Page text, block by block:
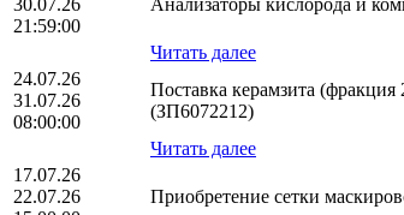
21:59:00
Читать далее
24.07.26
31.07.26
08:00:00
Поставка керамзита
(ЗП6072212)
Читать далее
17.07.26
22.07.26
Приобретение сетки